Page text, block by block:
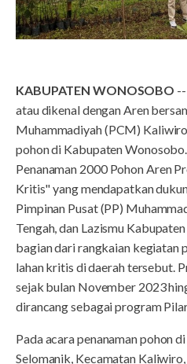
KABUPATEN WONOSOBO
atau dikenal dengan Aren
Muhammadiyah (PCM)
pohon di Kabupaten
Penanaman 2000 Pohon Aren
Kritis" yang mendapatkan
Pimpinan Pusat (PP)
Tengah, dan Lazismu
bagian dari rangkaian kegiatan
lahan kritis di daerah tersebut.
sejak bulan November 2023
dirancang sebagai program
Pada acara penanaman pohon
Selomanik, Kecamatan